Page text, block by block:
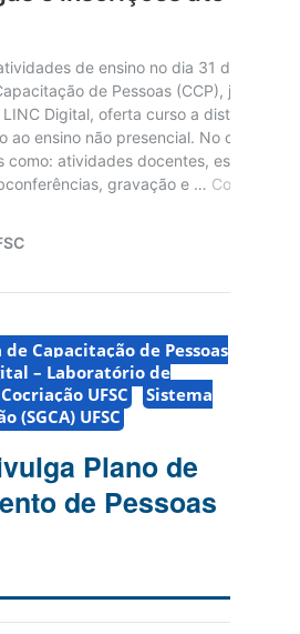
Capacitação de Pessoas
– Laboratório de
UFSC
Sistema
(SGCA) UFSC
Plano de
de Pessoas